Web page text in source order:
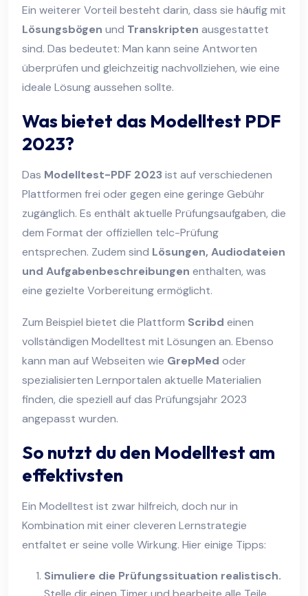
Ein weiterer Vorteil besteht darin, dass sie häufig mit
Lösungsbögen und Transkripten ausgestattet
sind. Das bedeutet: Man kann seine Antworten
überprüfen und gleichzeitig nachvollziehen, wie eine
ideale Lösung aussehen sollte.
Was bietet das Modelltest PDF
2023?
Das Modelltest-PDF 2023 ist auf verschiedenen
Plattformen frei oder gegen eine geringe Gebühr
zugänglich. Es enthält aktuelle Prüfungsaufgaben, die
dem Format der offiziellen telc-Prüfung
entsprechen. Zudem sind Lösungen, Audiodateien
und Aufgabenbeschreibungen enthalten, was
eine gezielte Vorbereitung ermöglicht.
Zum Beispiel bietet die Plattform Scribd einen
vollständigen Modelltest mit Lösungen an. Ebenso
kann man auf Webseiten wie GrepMed oder
spezialisierten Lernportalen aktuelle Materialien
finden, die speziell auf das Prüfungsjahr 2023
angepasst wurden.
So nutzt du den Modelltest am
effektivsten
Ein Modelltest ist zwar hilfreich, doch nur in
Kombination mit einer cleveren Lernstrategie
entfaltet er seine volle Wirkung. Hier einige Tipps:
Simuliere die Prüfungssituation realistisch.